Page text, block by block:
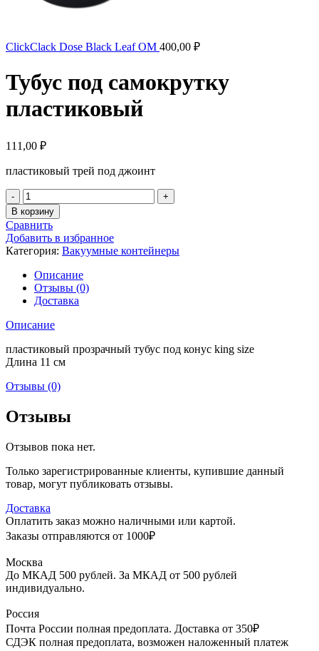
ClickClack Dose Black Leaf OM 400,00 ₽
Тубус под самокрутку
пластиковый
111,00 ₽
пластиковый трей под джоинт
Количество
В корзину
Сравнить
Добавить в избранное
Категория: Вакуумные контейнеры
Описание
Отзывы (0)
Доставка
Описание
пластиковый прозрачный тубус под конус king size
Длина 11 см
Отзывы (0)
Отзывы
Отзывов пока нет.
Только зарегистрированные клиенты, купившие данный
товар, могут публиковать отзывы.
Доставка
Оплатить заказ можно наличными или картой.
Заказы отправляются от 1000₽
Москва
До МКАД 500 рублей. За МКАД от 500 рублей
индивидуально.
Россия
Почта России полная предоплата. Доставка от 350₽
СДЭК полная предоплата, возможен наложенный платеж